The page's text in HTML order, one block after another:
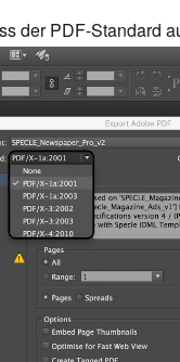
der PDF-Standard